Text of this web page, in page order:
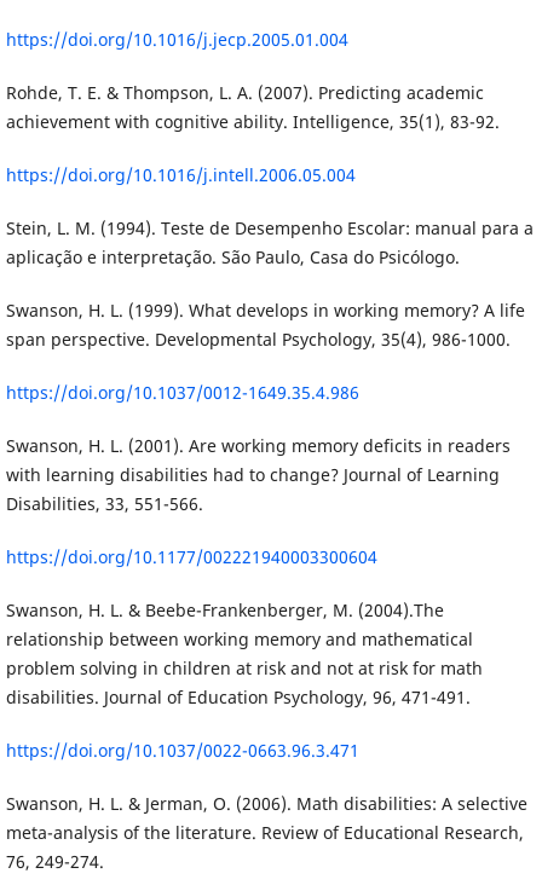
https://doi.org/10.1016/j.jecp.2005.01.004
Rohde, T. E. & Thompson, L. A. (2007). Predicting academic
achievement with cognitive ability. Intelligence, 35(1), 83-92.
https://doi.org/10.1016/j.intell.2006.05.004
Stein, L. M. (1994). Teste de Desempenho Escolar: manual para a
aplicação e interpretação. São Paulo, Casa do Psicólogo.
Swanson, H. L. (1999). What develops in working memory? A life
span perspective. Developmental Psychology, 35(4), 986-1000.
https://doi.org/10.1037/0012-1649.35.4.986
Swanson, H. L. (2001). Are working memory deficits in readers
with learning disabilities had to change? Journal of Learning
Disabilities, 33, 551-566.
https://doi.org/10.1177/002221940003300604
Swanson, H. L. & Beebe-Frankenberger, M. (2004).The
relationship between working memory and mathematical
problem solving in children at risk and not at risk for math
disabilities. Journal of Education Psychology, 96, 471-491.
https://doi.org/10.1037/0022-0663.96.3.471
Swanson, H. L. & Jerman, O. (2006). Math disabilities: A selective
meta-analysis of the literature. Review of Educational Research,
76, 249-274.